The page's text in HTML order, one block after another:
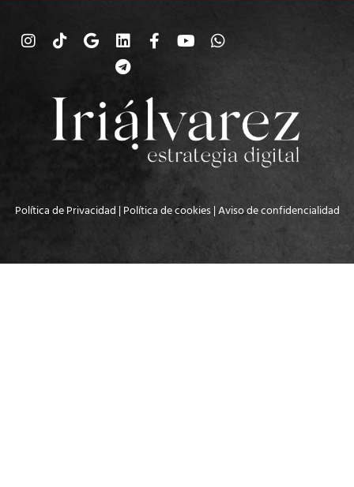
Política de Privacidad | Política de cookies|Aviso de confidencialidad